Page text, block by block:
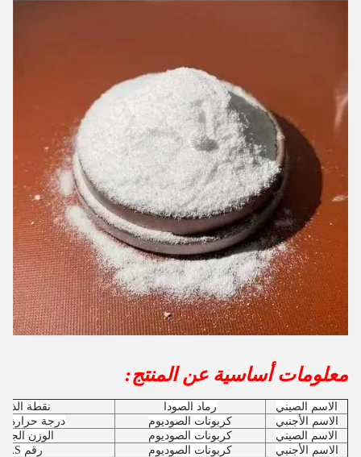
معلومات أساسية عن المنتج:
الاسم الصيني رماد الصودا
نقطة
الاسم الأجنبي
كربونات الصوديوم
درجة حرارة
الاسم الصيني
كربونات الصوديوم
الوزن
الاسم الأجنبي
كربونات الصوديوم
رقم CAS